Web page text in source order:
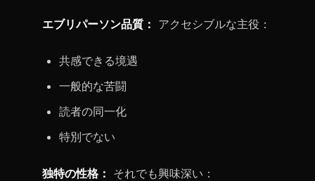
エブリパーソン品質： アクセシブルな主役：
共感できる境遇
一般的な苦闘
読者の同一化
特別でない
独特の性格： それでも興味深い：